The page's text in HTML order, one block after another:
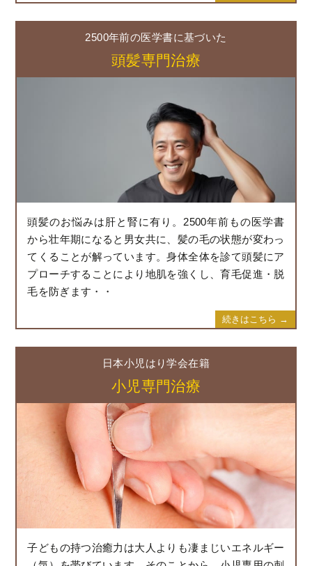
2500年前の医学書に基づいた
頭髪専門治療
頭髪のお悩みは肝と腎に有り。2500年前もの医学書
から壮年期になると男女共に、髪の毛の状態が変わっ
てくることが解っています。身体全体を診て頭髪にア
プローチすることにより地肌を強くし、育毛促進・脱
毛を防ぎます・・
続きはこちら →
日本小児はり学会在籍
小児専門治療
子どもの持つ治癒力は大人よりも凄まじいエネルギー